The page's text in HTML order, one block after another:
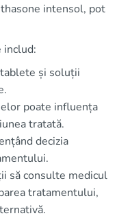
intensol, pot
includ:
și soluții
poate influența
tratată.
decizia
să consulte medicul
tratamentului,